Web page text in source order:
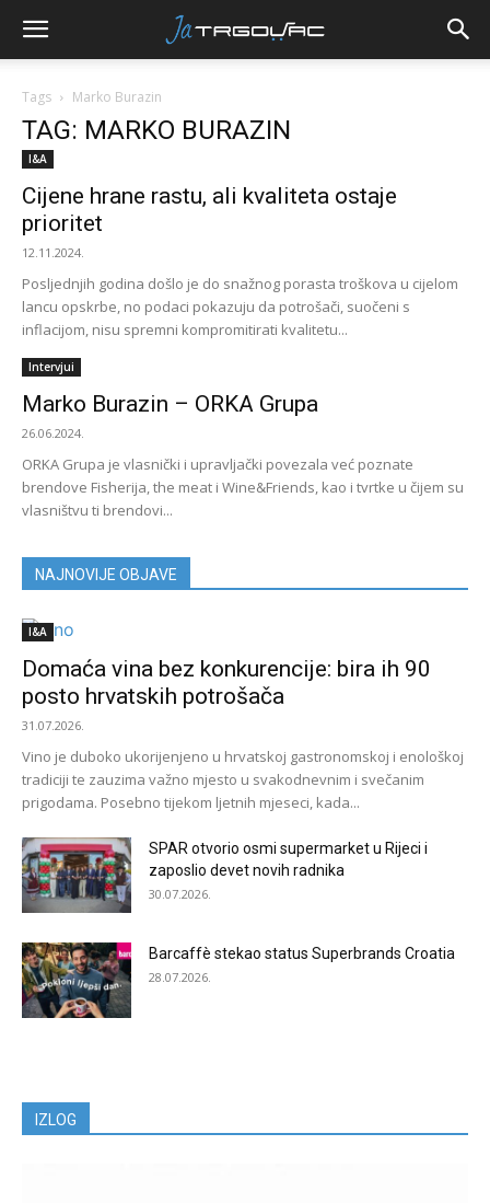
Tags Marko Burazin
TAG: MARKO BURAZIN
I&A
Cijene hrane rastu, ali kvaliteta ostaje
prioritet
12.11.2024.
Posljednjih godina došlo je do snažnog porasta troškova u cijelom
lancu opskrbe, no podaci pokazuju da potrošači, suočeni s
inflacijom, nisu spremni kompromitirati kvalitetu...
Intervjui
Marko Burazin – ORKA Grupa
26.06.2024.
ORKA Grupa je vlasnički i upravljački povezala već poznate
brendove Fisherija, the meat i Wine&Friends, kao i tvrtke u čijem su
vlasništvu ti brendovi...
NAJNOVIJE OBJAVE
I&A
Domaća vina bez konkurencije: bira ih 90
posto hrvatskih potrošača
31.07.2026.
Vino je duboko ukorijenjeno u hrvatskoj gastronomskoj i enološkoj
tradiciji te zauzima važno mjesto u svakodnevnim i svečanim
prigodama. Posebno tijekom ljetnih mjeseci, kada...
SPAR otvorio osmi supermarket u Rijeci i
zaposlio devet novih radnika
30.07.2026.
Barcaffè stekao status Superbrands Croatia
28.07.2026.
IZLOG